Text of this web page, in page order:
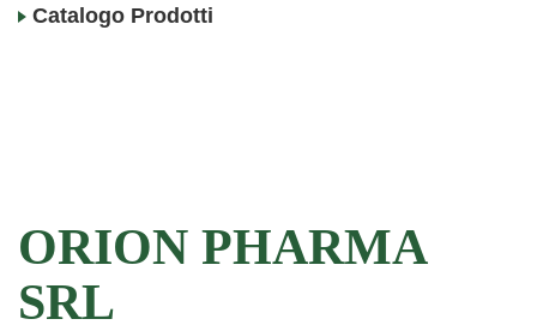
Catalogo Prodotti
ORION PHARMA
SRL